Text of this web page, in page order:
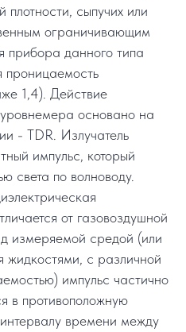
сыпучих или
ограничивающим
прибора данного типа
проницаемость
1,4). Действие
основано на
- TDR. Излучатель
импульс, который
света по волноводу.
от газовоздушной
измеряемой средой (или
с различной
импульс частично
в противоположную
времени между